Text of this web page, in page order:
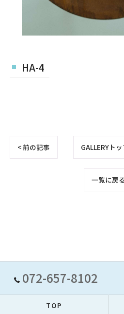
HA-4
< 前の記事 GALLERYト
一覧に戻る
072-657-8102
TOP